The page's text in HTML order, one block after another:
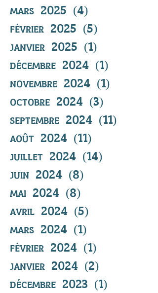
mars 2025 (4)
février 2025 (5)
janvier 2025 (1)
décembre 2024 (1)
novembre 2024 (1)
octobre 2024 (3)
septembre 2024 (11)
août 2024 (11)
juillet 2024 (14)
juin 2024 (8)
mai 2024 (8)
avril 2024 (5)
mars 2024 (1)
février 2024 (1)
janvier 2024 (2)
décembre 2023 (1)